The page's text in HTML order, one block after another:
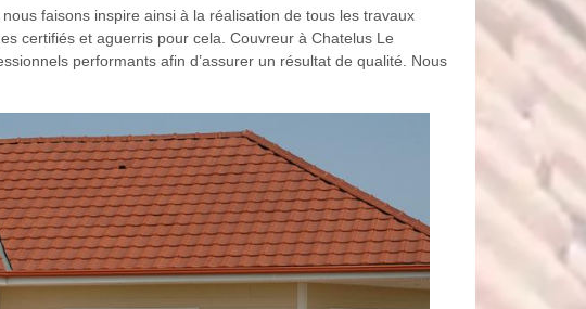
faisons inspire ainsi à la réalisation de tous les travaux
certifiés et aguerris pour cela. Couvreur à Chatelus Le
performants afin d’assurer un résultat de qualité. Nous